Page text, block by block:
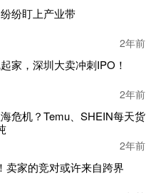
1000多左右，但是胜在制作
产出，实现以量取胜。
号已经积累了5523个粉
自家独立站的链接，可以说
。
纷盯上产业带
2年前
家，深圳大卖冲刺IPO！
2年前
危机？Temu、SHEIN每天货
2年前
卖家的竞对或许来自跨界